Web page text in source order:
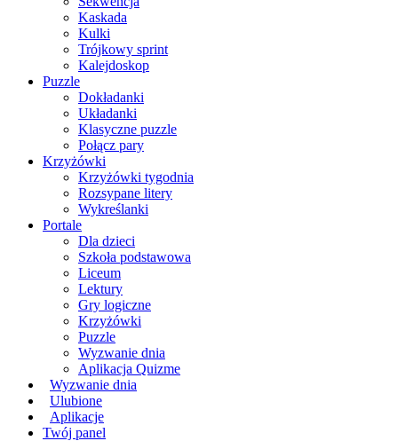
Kaskada
Kulki
Trójkowy sprint
Kalejdoskop
Puzzle
Dokładanki
Układanki
Klasyczne puzzle
Połącz pary
Krzyżówki
Krzyżówki tygodnia
Rozsypane litery
Wykreślanki
Portale
Dla dzieci
Szkoła podstawowa
Liceum
Lektury
Gry logiczne
Krzyżówki
Puzzle
Wyzwanie dnia
Aplikacja Quizme
Wyzwanie dnia
Ulubione
Aplikacje
Twój panel